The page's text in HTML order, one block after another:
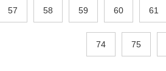
57 58 59 60 61
74 75